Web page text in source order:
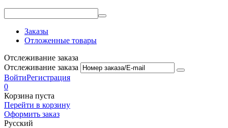
Заказы
Отложенные товары
Отслеживание заказа
Отслеживание заказа
ВойтиРегистрация
0
Корзина пуста
Перейти в корзину
Оформить заказ
Русский